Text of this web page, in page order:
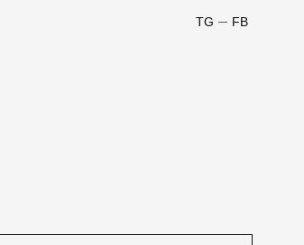
FB
TG